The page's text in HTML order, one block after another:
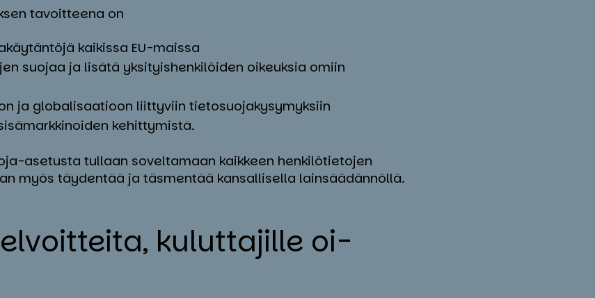
tavoitteena on
kaikissa EU-maissa
suojaa ja lisätä yksityishenkilöiden oikeuksia omiin
ja globalisaatioon liittyviin tietosuojakysymyksiin
kehittymistä.
asetusta tullaan soveltamaan kaikkeen henkilötietojen
myös täydentää ja täsmentää kansallisella lainsäädännöllä.
ku­lut­ta­jil­le oi­